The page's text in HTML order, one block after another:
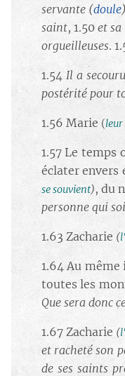
servante (doule
saint, 1.50et
orgueilleuses.
1.54Il a
postérité pour
1.56 Marie (
1.57 Le temps
éclater envers
se souvient), du
personne qui
1.63 Zacharie (
1.64 Au
toutes les
Que sera donc
1.67 Zacharie (
et racheté son
de ses saints